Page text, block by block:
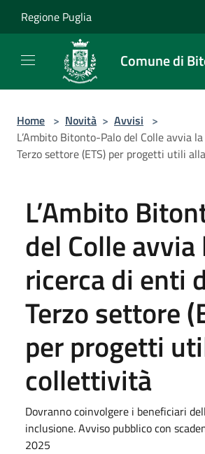
Regione Puglia
Comune di
Home > Novità > Avvisi >
L’Ambito Bitonto-Palo del Colle avvia
Terzo settore (ETS) per progetti utili
L’Ambito
del Colle avvia
ricerca di enti
Terzo settore
per progetti
collettività
Dovranno coinvolgere i beneficiari
inclusione. Avviso pubblico con
2025